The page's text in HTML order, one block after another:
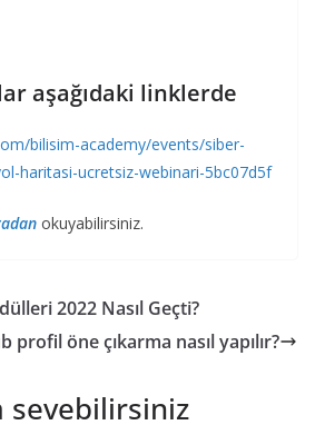
aşağıdaki linklerde
bilisim-academy/events/siber-
haritasi-ucretsiz-webinari-5bc07d5f
okuyabilirsiniz.
2022 Nasıl Geçti?
profil öne çıkarma nasıl yapılır?
sevebilirsiniz